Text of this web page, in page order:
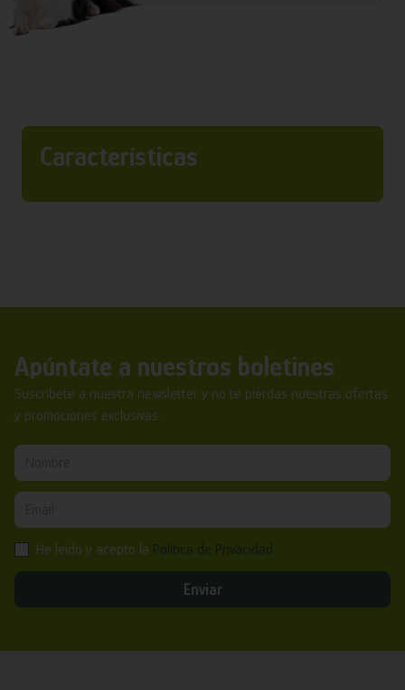
Características
Apúntate a nuestros boletines
Suscríbete a nuestra newsletter y no te pierdas nuestras ofertas
y promociones exclusivas.
He leído y acepto la
Enviar